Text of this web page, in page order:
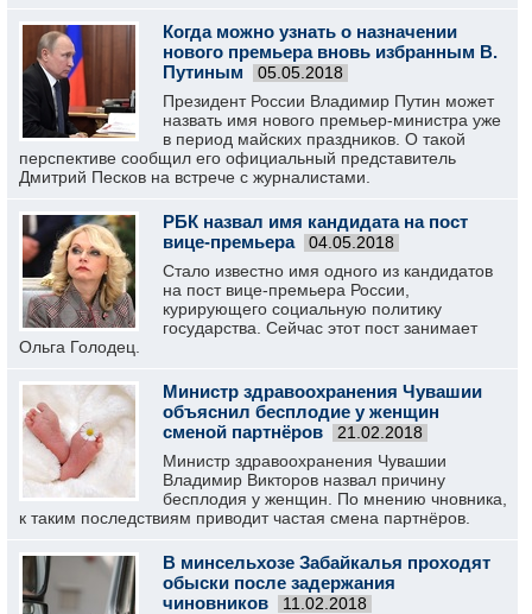
Когда можно узнать о назначении
нового премьера вновь избранным В.
Путиным
05.05.2018
Президент России Владимир Путин может
назвать имя нового премьер-министра уже
в период майских праздников. О такой
перспективе сообщил его официальный представитель
Дмитрий Песков на встрече с журналистами.
РБК назвал имя кандидата на пост
вице-премьера
04.05.2018
Стало известно имя одного из кандидатов
на пост вице-премьера России,
курирующего социальную политику
государства. Сейчас этот пост занимает
Ольга Голодец.
Министр здравоохранения Чувашии
объяснил бесплодие у женщин
сменой партнёров
21.02.2018
Министр здравоохранения Чувашии
Владимир Викторов назвал причину
бесплодия у женщин. По мнению чновника,
к таким последствиям приводит частая смена партнёров.
В минсельхозе Забайкалья проходят
обыски после задержания
чиновников
11.02.2018